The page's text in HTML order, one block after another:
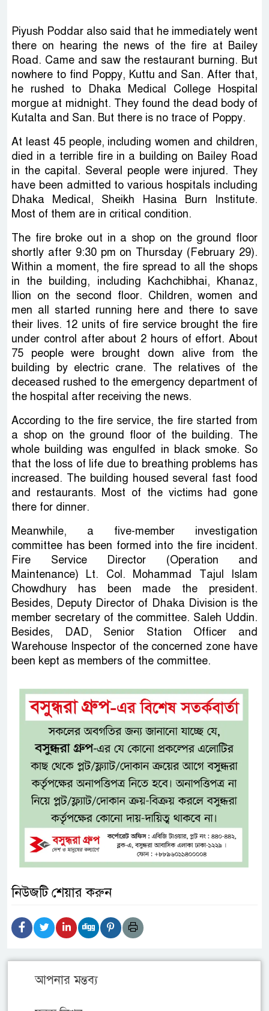
Piyush Poddar also said that he immediately went
there on hearing the news of the fire at Bailey
Road. Came and saw the restaurant burning. But
nowhere to find Poppy, Kuttu and San. After that,
he rushed to Dhaka Medical College Hospital
morgue at midnight. They found the dead body of
Kutalta and San. But there is no trace of Poppy.
At least 45 people, including women and children,
died in a terrible fire in a building on Bailey Road
in the capital. Several people were injured. They
have been admitted to various hospitals including
Dhaka Medical, Sheikh Hasina Burn Institute.
Most of them are in critical condition.
The fire broke out in a shop on the ground floor
shortly after 9:30 pm on Thursday (February 29).
Within a moment, the fire spread to all the shops
in the building, including Kachchibhai, Khanaz,
Ilion on the second floor. Children, women and
men all started running here and there to save
their lives. 12 units of fire service brought the fire
under control after about 2 hours of effort. About
75 people were brought down alive from the
building by electric crane. The relatives of the
deceased rushed to the emergency department of
the hospital after receiving the news.
According to the fire service, the fire started from
a shop on the ground floor of the building. The
whole building was engulfed in black smoke. So
that the loss of life due to breathing problems has
increased. The building housed several fast food
and restaurants. Most of the victims had gone
there for dinner.
Meanwhile, a five-member investigation
committee has been formed into the fire incident.
Fire Service Director (Operation and
Maintenance) Lt. Col. Mohammad Tajul Islam
Chowdhury has been made the president.
Besides, Deputy Director of Dhaka Division is the
member secretary of the committee. Saleh Uddin.
Besides, DAD, Senior Station Officer and
Warehouse Inspector of the concerned zone have
been kept as members of the committee.
নিউজটি শেয়ার করুন
আপনার মন্তব্য